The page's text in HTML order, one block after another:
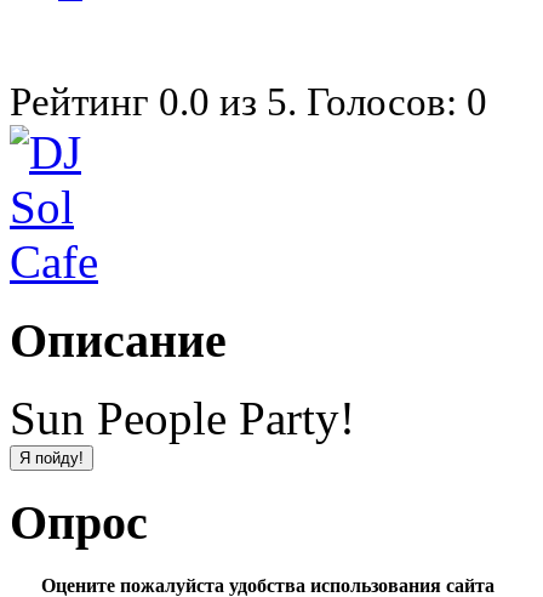
Рейтинг 0.0 из 5. Голосов: 0
Описание
Sun People Party!
Опрос
Оцените пожалуйста удобства использования сайта